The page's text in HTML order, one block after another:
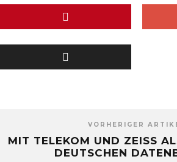
VORHERIGER
MIT TELEKOM UND ZEISS
DEUTSCHEN